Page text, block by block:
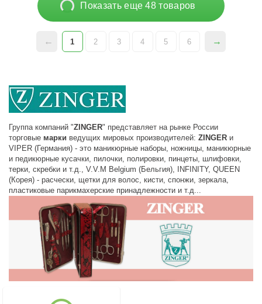
Группа компаний "ZINGER" представляет на рынке России
торговые марки ведущих мировых производителей:ZINGER и
VIPER (Германия) - это маникюрные наборы, ножницы, маникюрные
и педикюрные кусачки, пилочки, полировки, пинцеты, шлифовки,
терки, скребки и т.д., V.V.M Belgium (Бельгия), INFINITY, QUEEN
(Корея) - расчески, щетки для волос, кисти, спонжи, зеркала,
пластиковые парикмахерские принадлежности и т.д...
Показать еще 48 товаров
1 2 3 4 5 6